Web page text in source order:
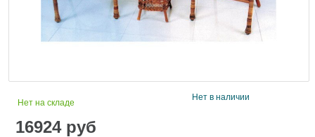
Нет на складе
16924руб
Нет в наличии